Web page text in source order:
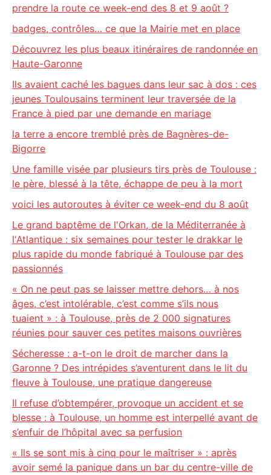
prendre la route ce week-end des 8 et 9 août ?
badges, contrôles… ce que la Mairie met en place
Découvrez les plus beaux itinéraires de randonnée en
Haute-Garonne
Ils avaient caché les bagues dans leur sac à dos : ces
jeunes Toulousains terminent leur traversée de la
France à pied par une demande en mariage
la terre a encore tremblé près de Bagnères-de-
Bigorre
Une famille visée par plusieurs tirs près de Toulouse :
le père, blessé à la tête, échappe de peu à la mort
voici les autoroutes à éviter ce week-end du 8 août
Le grand baptême de l'Orkan, de la Méditerranée à
l'Atlantique : six semaines pour tester le drakkar le
plus rapide du monde fabriqué à Toulouse par des
passionnés
« On ne peut pas se laisser mettre dehors… à nos
âges, c’est intolérable, c’est comme s’ils nous
tuaient » : à Toulouse, près de 2 000 signatures
réunies pour sauver ces petites maisons ouvrières
Sécheresse : a-t-on le droit de marcher dans la
Garonne ? Des intrépides s’aventurent dans le lit du
fleuve à Toulouse, une pratique dangereuse
Il refuse d’obtempérer, provoque un accident et se
blesse : à Toulouse, un homme est interpellé avant de
s’enfuir de l’hôpital avec sa perfusion
« Ils se sont mis à cinq pour le maîtriser » : après
avoir semé la panique dans un bar du centre-ville de